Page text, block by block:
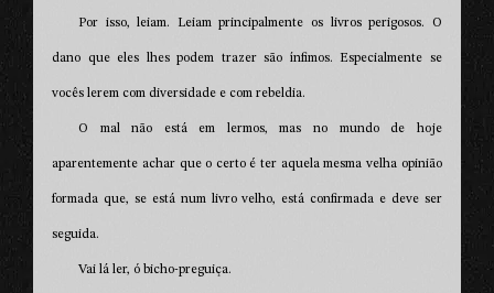
Por isso, leiam. Leiam principalmente os livros perigosos. O
dano que eles lhes podem trazer são ínfimos. Especialmente se
vocês lerem com diversidade e com rebeldia.
O mal não está em lermos, mas no mundo de hoje
aparentemente achar que o certo é ter aquela mesma velha opinião
formada que, se está num livro velho, está confirmada e deve ser
seguida.
Vai lá ler, ó bicho-preguiça.